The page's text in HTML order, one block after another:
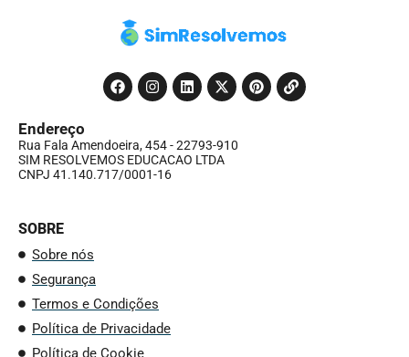
Endereço
Rua Fala Amendoeira, 454 - 22793-910
SIM RESOLVEMOS EDUCACAO LTDA
CNPJ 41.140.717/0001-16
SOBRE
Sobre nós
Segurança
Termos e Condições
Política de Privacidade
Política de Cookie